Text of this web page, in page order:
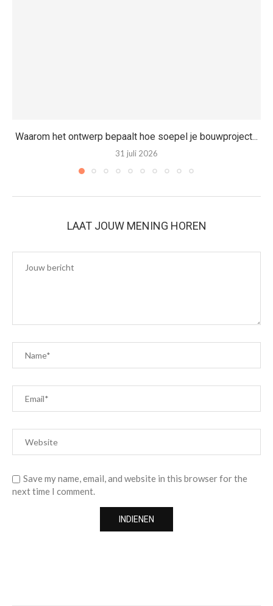
Waarom het ontwerp bepaalt hoe soepel je bouwproject...
31 juli 2026
LAAT JOUW MENING HOREN
Save my name, email, and website in this browser for the
next time I comment.